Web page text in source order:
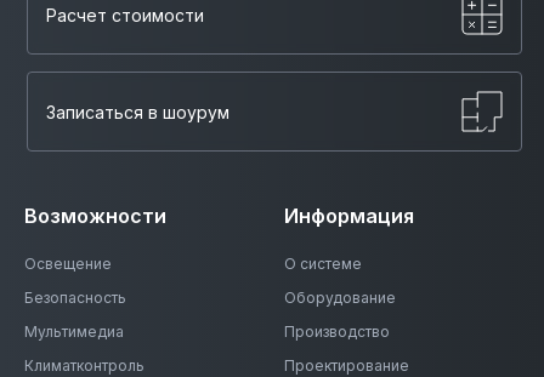
Возможности
Освещение
Безопасность
Мультимедиа
Климатконтроль
Информация
О системе
Оборудование
Производство
Проектирование
Расчет стоимости
Записаться в шоурум